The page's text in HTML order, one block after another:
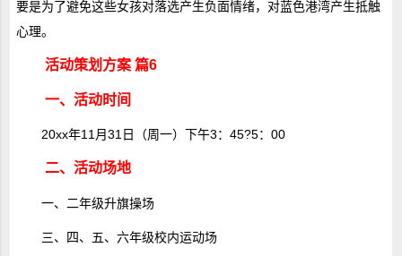
要是为了避免这些女孩对落选产生负面情绪，对蓝色港湾产生抵触
心理。
活动策划方案 篇6
一、活动时间
20xx年11月31日（周一）下午3：45?5：00
二、活动场地
一、二年级升旗操场
三、四、五、六年级校内运动场